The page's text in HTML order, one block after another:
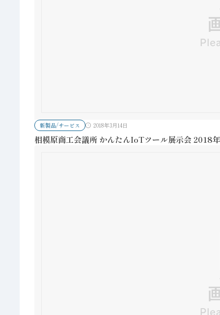
新製品/サービス 2018年3月14日
相模原商工会議所 かんたんIoTツール展示会 2018